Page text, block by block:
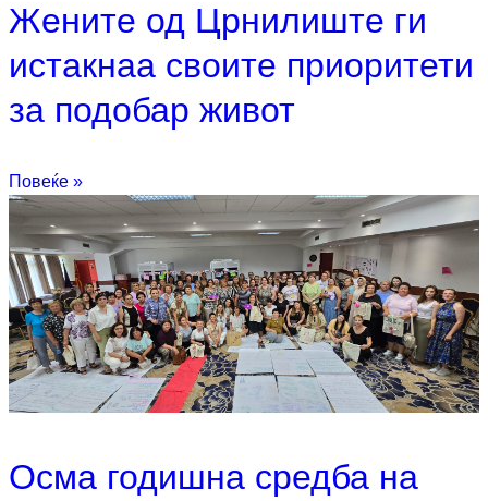
Жените од Црнилиште ги
истакнаа своите приоритети
за подобар живот
Повеќе »
Oсма годишна средба на